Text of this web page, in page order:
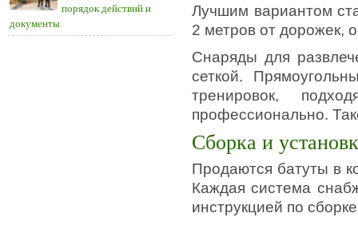
порядок действий и
документы
Лучшим вариантом
2 метров от дорожек,
Снаряды для
сеткой.
тренировок,
профессионально.
Сборка и
Продаются батуты в
Каждая система
инструкцией по